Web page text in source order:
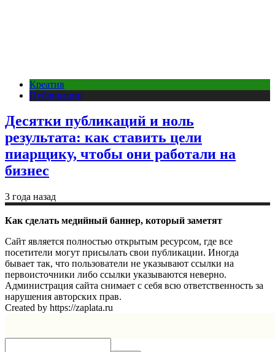
Креатив
Публикации
Десятки публикаций и ноль
результата: как ставить цели
пиарщику, чтобы они работали на
бизнес
3 года назад
Как сделать медийный баннер, который заметят
Сайт является полностью открытым ресурсом, где все
посетители могут присылать свои публикации. Иногда
бывает так, что пользователи не указывают ссылки на
первоисточники либо ссылки указываются неверно.
Администрация сайта снимает с себя всю ответственность за
нарушения авторских прав.
Created by https://zaplata.ru